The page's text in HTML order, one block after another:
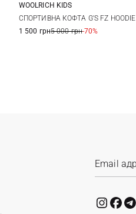
4 6 8
WOOLRICH KIDS
СПОРТИВНА КОФТА G'S FZ HOODIE
1 500 грн5 000 грн-70%